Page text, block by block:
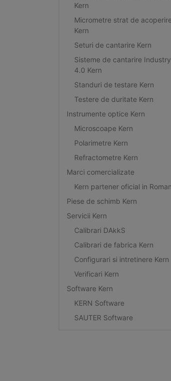
Kern
Micrometre strat de acoperire
Kern
Seturi de cantarire Kern
Sisteme de cantarire Industry
4.0 Kern
Standuri de testare Kern
Testere de duritate Kern
Instrumente optice Kern
Microscoape Kern
Polarimetre Kern
Refractometre Kern
Marci comercializate
Kern partener oficial in
Piese de schimb Kern
Servicii Kern
Calibrari DAkkS
Calibrari de fabrica Kern
Configurari si intretinere Kern
Verificari Kern
Software Kern
KERN Software
SAUTER Software